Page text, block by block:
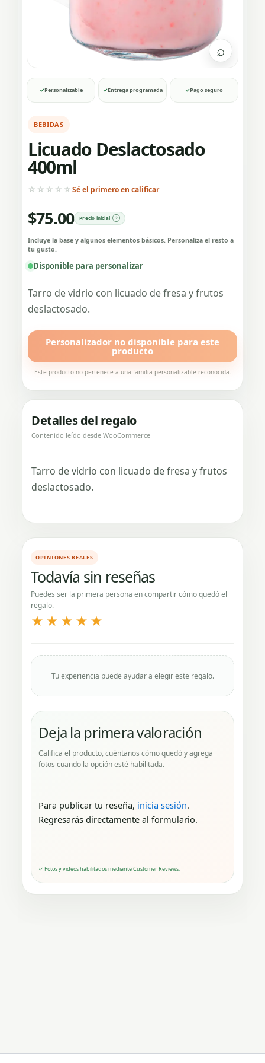
⌕
✓Personalizable ✓Entrega programada ✓Pago seguro
BEBIDAS
Licuado Deslactosado
400ml
☆☆☆☆☆Sé el primero en calificar
$75.00 Precio inicial
Incluye la base y algunos elementos básicos. Personaliza el resto a
tu gusto.
Disponible para personalizar
Tarro de vidrio con licuado de fresa y frutos
deslactosado.
Personalizador no disponible para este
producto
Este producto no pertenece a una familia personalizable reconocida.
Detalles del regalo
Contenido leído desde WooCommerce
Tarro de vidrio con licuado de fresa y frutos
deslactosado.
OPINIONES REALES
Todavía sin reseñas
Puedes ser la primera persona en compartir cómo quedó el
regalo.
★★★★★
Tu experiencia puede ayudar a elegir este regalo.
Deja la primera valoración
Califica el producto, cuéntanos cómo quedó y agrega
fotos cuando la opción esté habilitada.
Para publicar tu reseña, inicia sesión.
Regresarás directamente al formulario.
✓ Fotos y videos habilitados mediante Customer Reviews.